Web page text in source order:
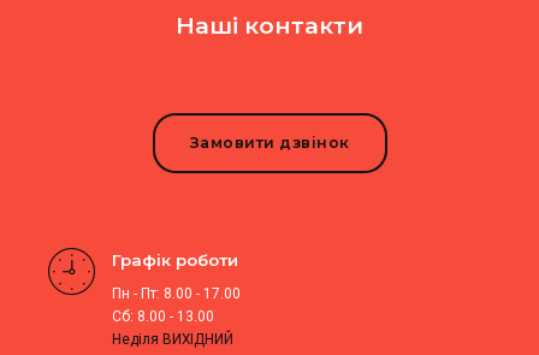
Наші контакти
Замовити дзвінок
Графік роботи
Пн - Пт: 8.00 - 17.00
Сб: 8.00 - 13.00
Неділя ВИХІДНИЙ